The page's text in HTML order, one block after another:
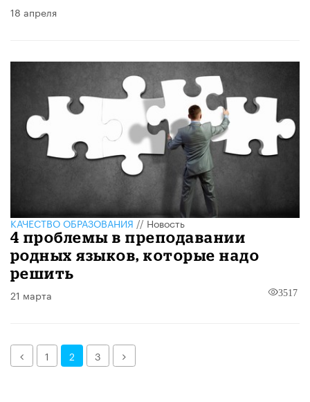
18 апреля
КАЧЕСТВО ОБРАЗОВАНИЯ//Новость
4 проблемы в преподавании
родных языков, которые надо
решить
21 марта 3517
Назад1 2 3 Далее